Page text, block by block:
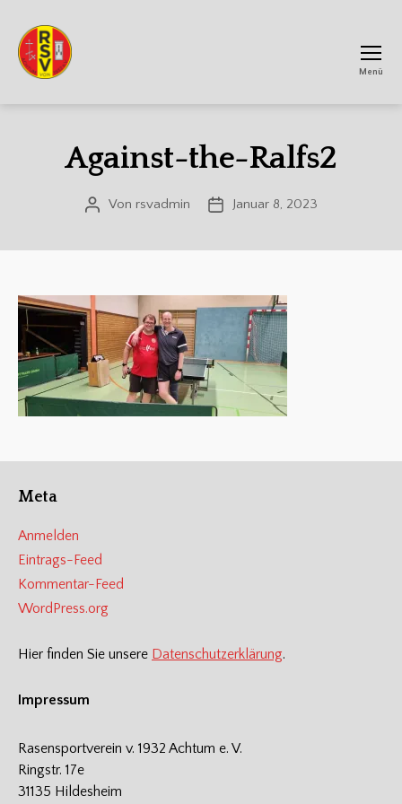
Menü
Against-the-Ralfs2
Beitragsautor
Von rsvadmin Veröffentlichungsdatum
Januar 8, 2023
Meta
Anmelden
Eintrags-Feed
Kommentar-Feed
WordPress.org
Hier finden Sie unsere Datenschutzerklärung.
Impressum
Rasensportverein v. 1932 Achtum e. V.
Ringstr. 17e
31135 Hildesheim